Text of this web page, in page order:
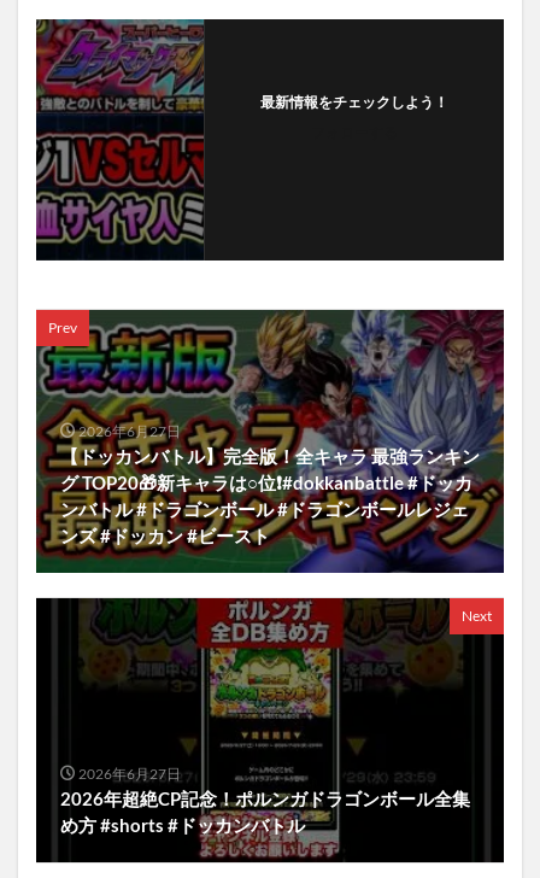
最新情報をチェックしよう！
Prev
2026年6月27日
【ドッカンバトル】完全版！全キャラ 最強ランキン
グ TOP20🎁新キャラは○位❗️#dokkanbattle #ドッカ
ンバトル #ドラゴンボール #ドラゴンボールレジェ
ンズ #ドッカン #ビースト
Next
2026年6月27日
2026年超絶CP記念！ポルンガドラゴンボール全集
め方 #shorts #ドッカンバトル